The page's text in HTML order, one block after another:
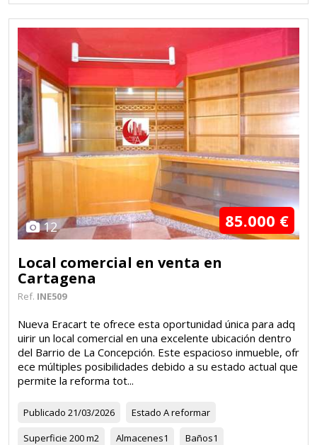
12 85.000 €
Local comercial en venta en
Cartagena
Ref. INE509
Nueva Eracart te ofrece esta oportunidad única para adq
uirir un local comercial en una excelente ubicación dentro
del Barrio de La Concepción. Este espacioso inmueble, ofr
ece múltiples posibilidades debido a su estado actual que
permite la reforma tot...
Publicado 21/03/2026 Estado A reformar
Superficie 200 m2 Almacenes1 Baños1